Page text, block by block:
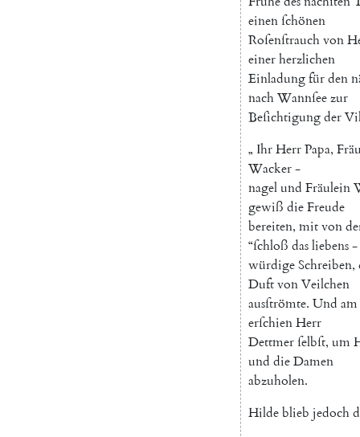
einenſchönen
Roſenſtrauchvon
einerherzlichen
Einladungfürden
nachWannſeezur
Beſichtigungder
„ IhrHerrPapa,
Wacker-
nagelund Fräulein
gewiß dieFreude
bereiten, mitvon
“ſchloß dasliebens-
würdigeSchreiben,
DuftvonVeilchen
ausſtrömte. Und am
erſchienHerr
Dettmerſelbſt, um
und dieDamen
abzuholen.
Hildeblieb jedoch